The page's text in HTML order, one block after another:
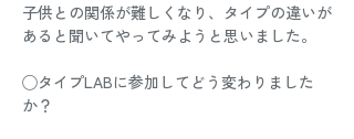
子供との関係が難しくなり、タイプの違いが
あると聞いてやってみようと思いました。
◯タイプLABに参加してどう変わりました
か？